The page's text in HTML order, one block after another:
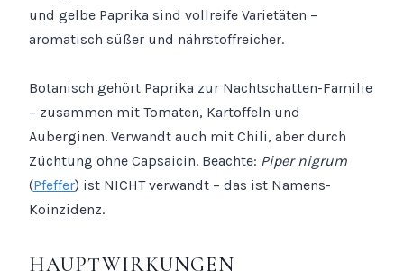
und gelbe Paprika sind vollreife Varietäten –
aromatisch süßer und nährstoffreicher.
Botanisch gehört Paprika zur Nachtschatten-Familie
– zusammen mit Tomaten, Kartoffeln und
Auberginen. Verwandt auch mit Chili, aber durch
Züchtung ohne Capsaicin. Beachte: Piper nigrum
(Pfeffer) ist NICHT verwandt – das ist Namens-
Koinzidenz.
HAUPTWIRKUNGEN